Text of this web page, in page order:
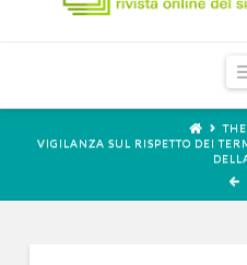
VIGILANZA SUL RISPETTO DEI